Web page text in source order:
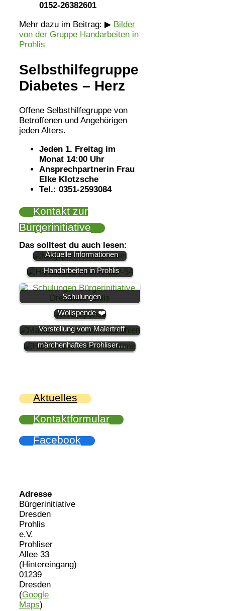
0152-26382601
Mehr dazu im Beitrag: ▶ Bilder
von der Gruppe Handarbeiten in
Prohlis
Selbsthilfegruppe
Diabetes – Herz
Offene Selbsthilfegruppe von
Betroffenen und Angehörigen
jeden Alters.
Jeden 1. Freitag im
Monat 14:00 Uhr
Ansprechpartnerin Frau
Elke Klotzsche
Tel.: 0351-2593084
Kontakt zur
Bürgerinitiative
Das solltest du auch lesen:
Aktuelle Informationen
Bilder von der Gruppe
Handarbeiten in Prohlis
Schulungen
Danke für die
Wollspende ❤️
Malen in Dresden Prohlis ▷
Vorstellung vom Malertreff
„Hänsel und Gretel“ – Ein
märchenhaftes Prohliser…
Aktuelles
Kontaktformular
Facebook
Adresse
Bürgerinitiative
Dresden
Prohlis
e.V.
Prohliser
Allee 33
(Hintereingang)
01239
Dresden
(Google
Maps)